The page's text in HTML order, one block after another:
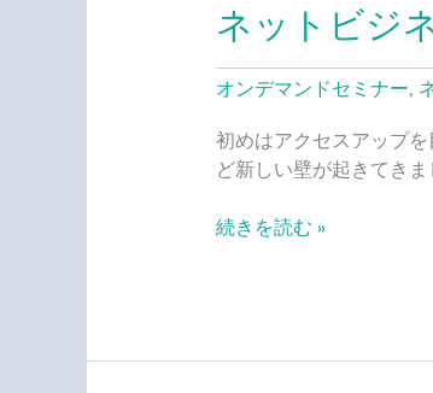
ネットビジ
オンデマンドセミナー,
初めはアクセスアップ
ど新しい壁が起きてき
ネ
ッ
ト
ビ
ジ
ネ
の
続きを読む »